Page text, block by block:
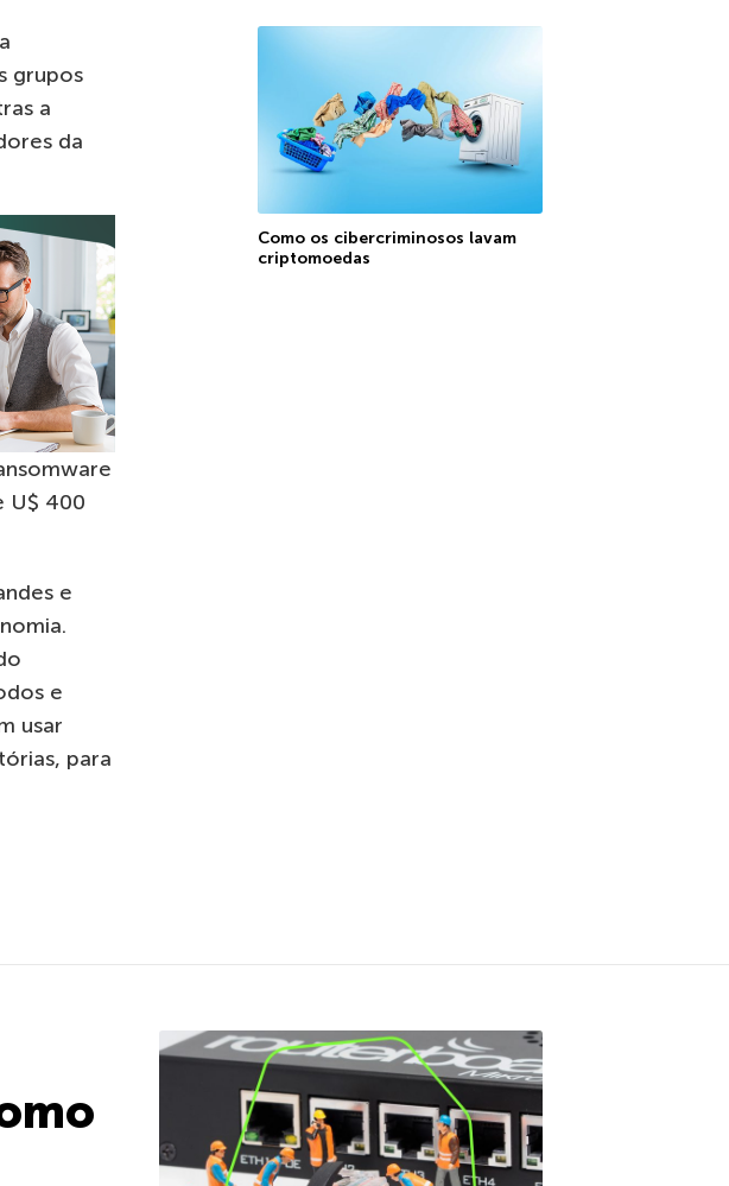
grupos
a
da
U$ 400
e
e
usar
para
Como os cibercriminosos lavam
criptomoedas